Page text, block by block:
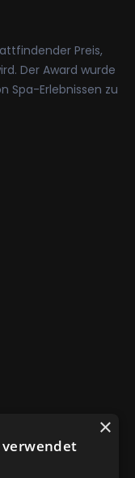
Preis,
Der Award wurde
Spa-Erlebnissen zu
×
verwendet